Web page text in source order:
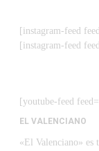
[instagram-feed
[instagram-feed
[youtube-feed
EL VALENCIANO
«El Valenciano»